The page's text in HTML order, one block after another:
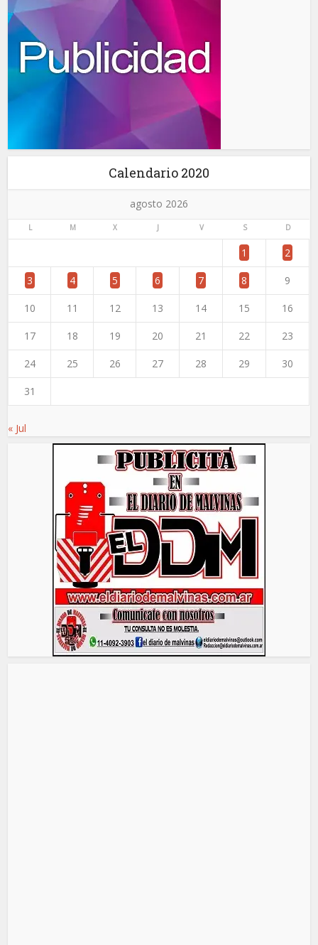
Calendario 2020
agosto 2026
L M X J V S D
1 2
3 4 5 6 7 8 9
10 11 12 13 14 15 16
17 18 19 20 21 22 23
24 25 26 27 28 29 30
31
« Jul